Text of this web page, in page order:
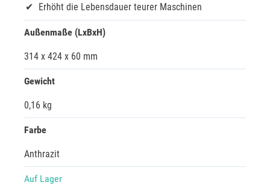
Erhöht die Lebensdauer teurer Maschinen
Außenmaße (LxBxH)
314 x 424 x 60 mm
Gewicht
0,16 kg
Farbe
Anthrazit
Auf Lager